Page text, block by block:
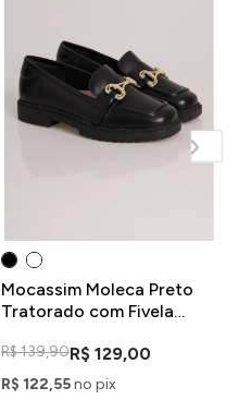
Mocassim Moleca Preto
Tratorado com Fivela
R$ 139,90R$ 129,00
R$ 122,55no pix